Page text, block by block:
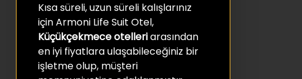
Kısa süreli, uzun süreli kalışlarınız
için Armoni Life Suit Otel,
Küçükçekmece otelleriarasından
en iyi fiyatlara ulaşabileceğiniz bir
işletme olup, müşteri